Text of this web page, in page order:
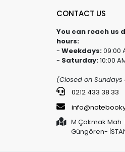
CONTACT US
You can reach us
hours:
- Weekdays:09:00
- Saturday:10:00
(Closed on
0212 433 38 33
M.Çakmak Mah.
Güngören-